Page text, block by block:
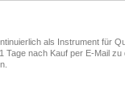
als Instrument für
nach Kauf per E-Mail